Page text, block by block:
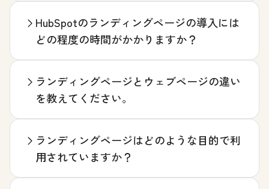
HubSpotのランディングページの導入には
どの程度の時間がかかりますか？
ランディングページとウェブページの違い
を教えてください。
ランディングページはどのような目的で利
用されていますか？